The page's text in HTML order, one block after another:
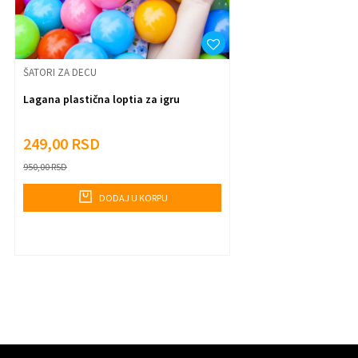
Anti-spam zaštita - izračunajte koliko je 6 - 1 :
ŠATORI ZA DECU
Lagana plastična loptia za igru
249,00 RSD
950,00RSD
DODAJ U KORPU